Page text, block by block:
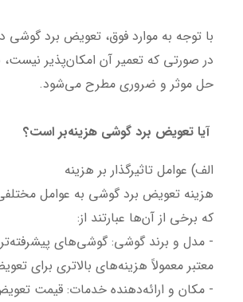
با توجه به موارد فوق، تعویض برد گوشی
در صورتی که تعمیر آن امکان‌پذیر نیست،
حل موثر و ضروری مطرح می‌شود.
آیا تعویض برد گوشی هزینه‌بر است؟
الف) عوامل تاثیرگذار بر هزینه
هزینه تعویض برد گوشی به عوامل
که برخی از آن‌ها عبارتند از:
- مدل و برند گوشی: گوشی‌های
معتبر معمولاً هزینه‌های بالاتری برای
- مکان و ارائه‌دهنده خدمات: قیمت